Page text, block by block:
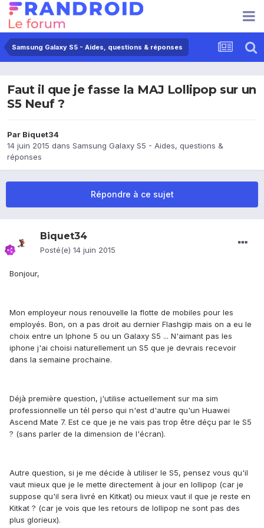
Samsung Galaxy S5 - Aides, questions & réponses
Faut il que je fasse la MAJ Lollipop sur un
S5 Neuf ?
Par Biquet34
14 juin 2015 dans Samsung Galaxy S5 - Aides, questions &
réponses
Répondre à ce sujet
Biquet34
Posté(e) 14 juin 2015
Bonjour,
Mon employeur nous renouvelle la flotte de mobiles pour les
employés. Bon, on a pas droit au dernier Flashgip mais on a eu le
choix entre un Iphone 5 ou un Galaxy S5 ... N'aimant pas les
iphone j'ai choisi naturellement un S5 que je devrais recevoir
dans la semaine prochaine.
Déjà première question, j'utilise actuellement sur ma sim
professionnelle un tél perso qui n'est d'autre qu'un Huawei
Ascend Mate 7. Est ce que je ne vais pas trop être déçu par le S5
? (sans parler de la dimension de l'écran).
Autre question, si je me décide à utiliser le S5, pensez vous qu'il
vaut mieux que je le mette directement à jour en lollipop (car je
suppose qu'il sera livré en Kitkat) ou mieux vaut il que je reste en
Kitkat ? (car je vois que les retours de lollipop ne sont pas des
plus glorieux).